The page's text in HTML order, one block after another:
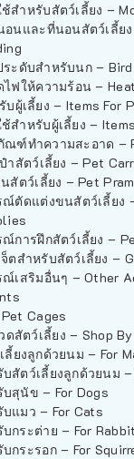
สำหรับสัตว์เลี้ยง –
อนและที่นอนสัตว์เลี้ย
ระดับสำหรับนก –
ไฟให้ความร้อน –
ผู้เลี้ยง – Items For
สำหรับผู้เลี้ยง –
ณฑ์ทำความสะอาด –
าสัตว์เลี้ยง – Pet
สัตว์เลี้ยง – Pet
ณ์ตัดแต่งขนสัตว์เลี้ยง
ณ์การฝึกสัตว์เลี้ยง –
ตสำหรับสัตว์เลี้ยง –
ณ์เสริมอื่นๆ – Other
Cages
สัตว์เลี้ยง – Shop
ลี้ยงลูกด้วยนม – For
สัตว์เลี้ยงลูกด้วยนม –
บสุนัข – For Dogs
บแมว – For Cats
กระต่าย – For
กระรอก – For